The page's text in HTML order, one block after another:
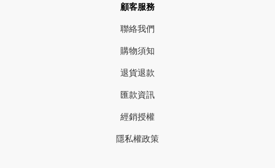
顧客服務
聯絡我們
購物須知
退貨退款
匯款資訊
經銷授權
隱私權政策